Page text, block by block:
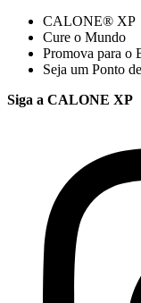
CALONE® XP
Cure o Mundo
Promova para o
Seja um Ponto
Siga a CALONE XP